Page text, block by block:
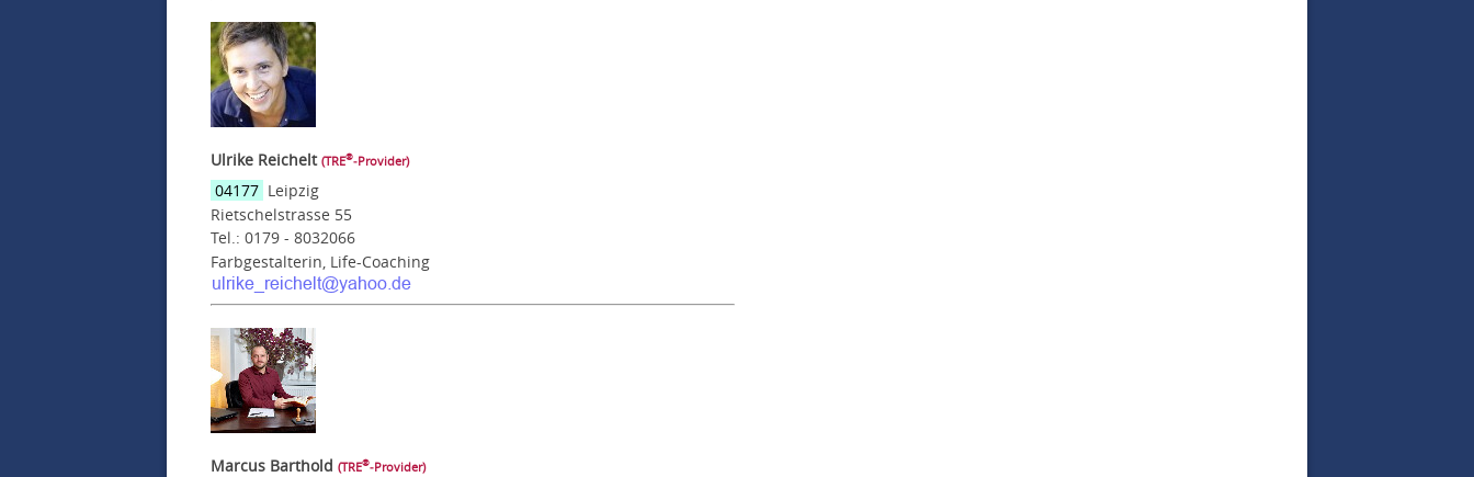
Ulrike Reichelt (TRE®‑Provider)
04177 Leipzig
Rietschelstrasse 55
Tel.: 0179 - 8032066
Farbgestalterin, Life-Coaching
Marcus Barthold (TRE®‑Provider)